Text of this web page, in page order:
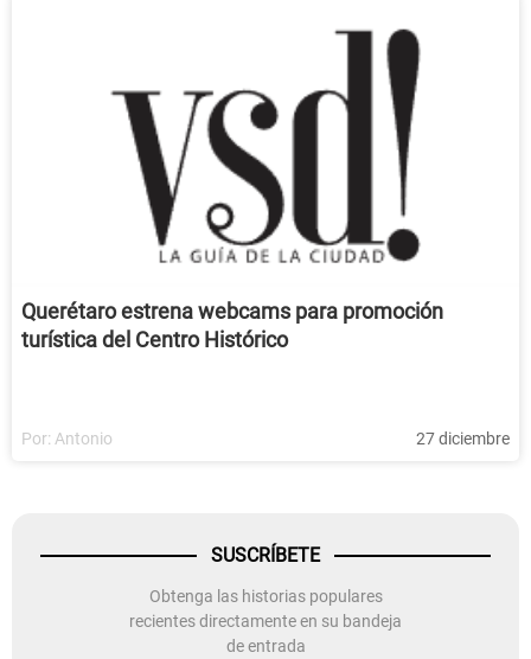
Querétaro estrena webcams para promoción
turística del Centro Histórico
Por: Antonio 27 diciembre
SUSCRÍBETE
Obtenga las historias populares
recientes directamente en su bandeja
de entrada